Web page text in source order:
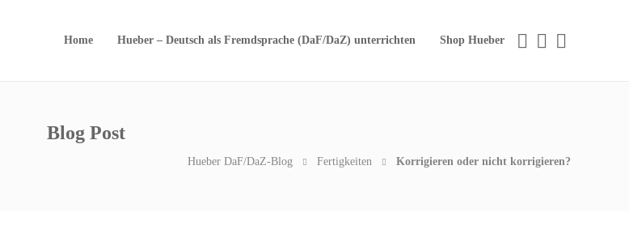
Home Hueber – Deutsch als Fremdsprache (DaF/DaZ) unterrichten Shop Hueber
Blog Post
Hueber DaF/DaZ-Blog Fertigkeiten Korrigieren oder nicht korrigieren?